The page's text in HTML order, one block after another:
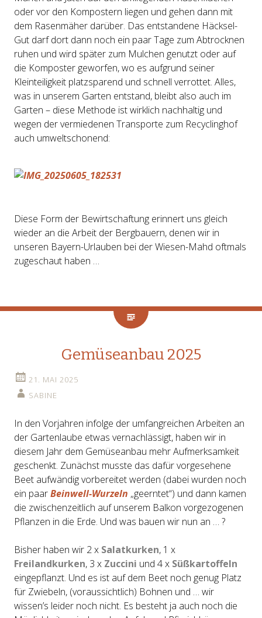
oder vor den Kompostern liegen und gehen dann mit
dem Rasenmäher darüber. Das entstandene Häcksel-
Gut darf dort dann noch ein paar Tage zum Abtrocknen
ruhen und wird später zum Mulchen genutzt oder auf
die Komposter geworfen, wo es aufgrund seiner
Kleinteiligkeit platzsparend und schnell verrottet. Alles,
was in unserem Garten entstand, bleibt also auch im
Garten – diese Methode ist wirklich nachhaltig und
wegen der vermiedenen Transporte zum Recyclinghof
auch umweltschonend:
Diese Form der Bewirtschaftung erinnert uns gleich
wieder an die Arbeit der Bergbauern, denen wir in
unseren Bayern-Urlauben bei der Wiesen-Mahd oftmals
zugeschaut haben …
Gemüseanbau 2025
21. MAI 2025
SABINE
In den Vorjahren infolge der umfangreichen Arbeiten an
der Gartenlaube etwas vernachlässigt, haben wir in
diesem Jahr dem Gemüseanbau mehr Aufmerksamkeit
geschenkt. Zunächst musste das dafür vorgesehene
Beet aufwändig vorbereitet werden (dabei wurden noch
ein paarBeinwell-Wurzeln „geerntet“) und dann kamen
die zwischenzeitlich auf unserem Balkon vorgezogenen
Pflanzen in die Erde. Und was bauen wir nun an … ?
Bisher haben wir 2 x Salatkurken, 1 x
Freilandkurken, 3 x Zuccini und 4 x Süßkartoffeln
eingepflanzt. Und es ist auf dem Beet noch genug Platz
für Zwiebeln, (voraussichtlich) Bohnen und … wir
wissen’s leider noch nicht. Es besteht ja auch noch die